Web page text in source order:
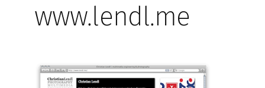
www.lendl.me